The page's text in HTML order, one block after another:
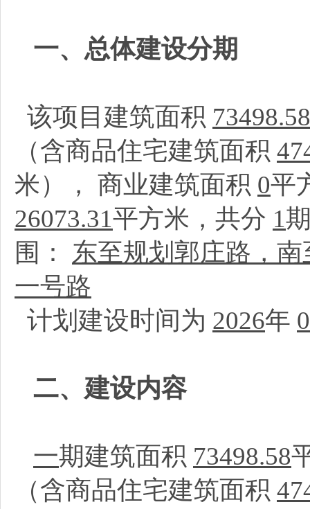
一、总体建设分期
该项目建筑面积 73498.58
（含商品住宅建筑面积
米）， 商业建筑面积 0平
26073.31平方米，共分 1
围： 东至规划郭庄路，
一号路
计划建设时间为 2026年
二、建设内容
一期建筑面积 73498.58
（含商品住宅建筑面积